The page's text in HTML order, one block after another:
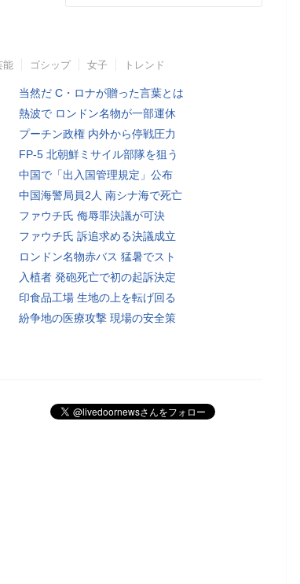
能 ゴシップ 女子 トレンド
当然だ C・ロナが贈った言葉とは
熱波で ロンドン名物が一部運休
プーチン政権 内外から停戦圧力
FP-5 北朝鮮ミサイル部隊を狙う
中国で「出入国管理規定」公布
中国海警局員2人 南シナ海で死亡
ファウチ氏 侮辱罪決議が可決
ファウチ氏 訴追求める決議成立
ロンドン名物赤バス 猛暑でスト
入植者 発砲死亡で初の起訴決定
印食品工場 生地の上を転げ回る
紛争地の医療攻撃 現場の安全策